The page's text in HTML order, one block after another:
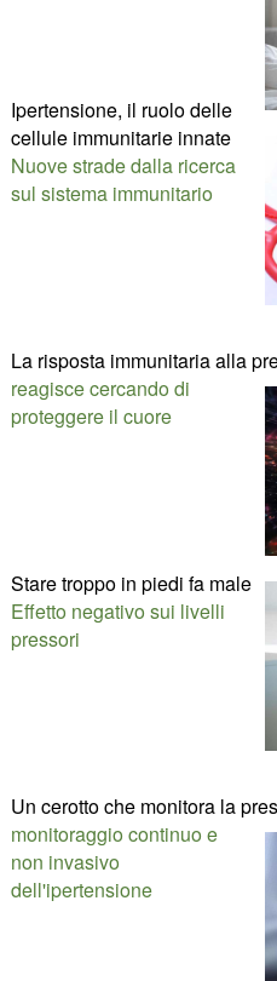
Ipertensione, il ruolo delle
cellule immunitarie innate
Nuove strade dalla ricerca
sul sistema immunitario
La risposta immunitaria alla
reagisce cercando di
proteggere il cuore
Stare troppo in piedi fa male
Effetto negativo sui livelli
pressori
Un cerotto che monitora la
monitoraggio continuo e
non invasivo
dell'ipertensione